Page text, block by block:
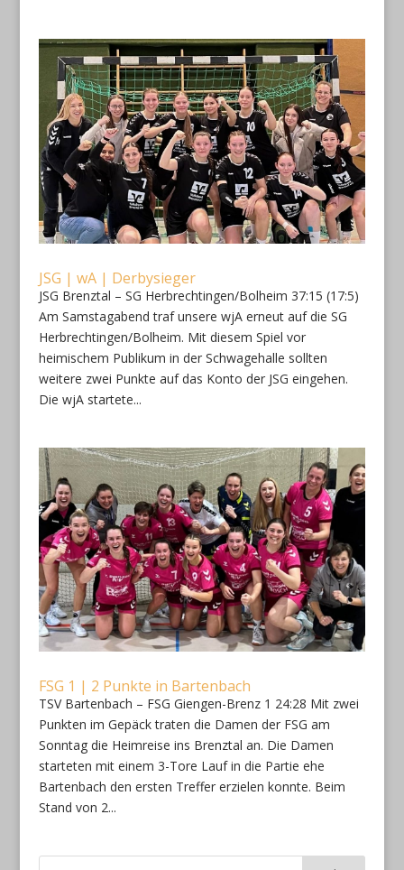
JSG | wA | Derbysieger
JSG Brenztal – SG Herbrechtingen/Bolheim 37:15 (17:5)
Am Samstagabend traf unsere wjA erneut auf die SG
Herbrechtingen/Bolheim. Mit diesem Spiel vor
heimischem Publikum in der Schwagehalle sollten
weitere zwei Punkte auf das Konto der JSG eingehen.
Die wjA startete...
FSG 1 | 2 Punkte in Bartenbach
TSV Bartenbach – FSG Giengen-Brenz 1 24:28 Mit zwei
Punkten im Gepäck traten die Damen der FSG am
Sonntag die Heimreise ins Brenztal an. Die Damen
starteten mit einem 3-Tore Lauf in die Partie ehe
Bartenbach den ersten Treffer erzielen konnte. Beim
Stand von 2...